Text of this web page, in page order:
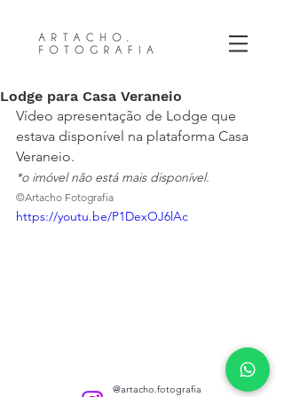
Lodge para Casa Veraneio
Vídeo apresentação de Lodge que
estava disponível na plataforma Casa
Veraneio.
*o imóvel não está mais disponível.
©Artacho Fotografia
https://youtu.be/P1DexOJ6lAc
@artacho.fotografia